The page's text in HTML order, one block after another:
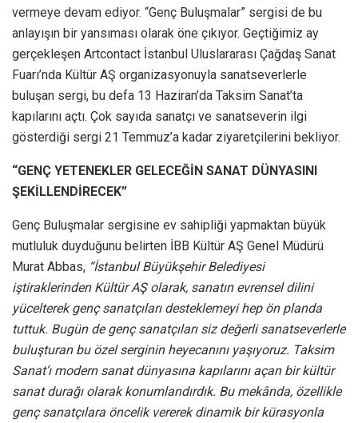
vermeye devam ediyor. “Genç Buluşmalar” sergisi de bu
anlayışın bir yansıması olarak öne çıkıyor. Geçtiğimiz ay
gerçekleşen Artcontact İstanbul Uluslararası Çağdaş Sanat
Fuarı’nda Kültür AŞ organizasyonuyla sanatseverlerle
buluşan sergi, bu defa 13 Haziran’da Taksim Sanat’ta
kapılarını açtı. Çok sayıda sanatçı ve sanatseverin ilgi
gösterdiği sergi 21 Temmuz’a kadar ziyaretçilerini bekliyor.
“GENÇ YETENEKLER GELECEĞİN SANAT DÜNYASINI
ŞEKİLLENDİRECEK”
Genç Buluşmalar sergisine ev sahipliği yapmaktan büyük
mutluluk duyduğunu belirten İBB Kültür AŞ Genel Müdürü
Murat Abbas, “İstanbul Büyükşehir Belediyesi
iştiraklerinden Kültür AŞ olarak, sanatın evrensel dilini
yücelterek genç sanatçıları desteklemeyi hep ön planda
tuttuk. Bugün de genç sanatçıları siz değerli sanatseverlerle
buluşturan bu özel serginin heyecanını yaşıyoruz. Taksim
Sanat’ı modern sanat dünyasına kapılarını açan bir kültür
sanat durağı olarak konumlandırdık. Bu mekânda, özellikle
genç sanatçılara öncelik vererek dinamik bir kürasyonla